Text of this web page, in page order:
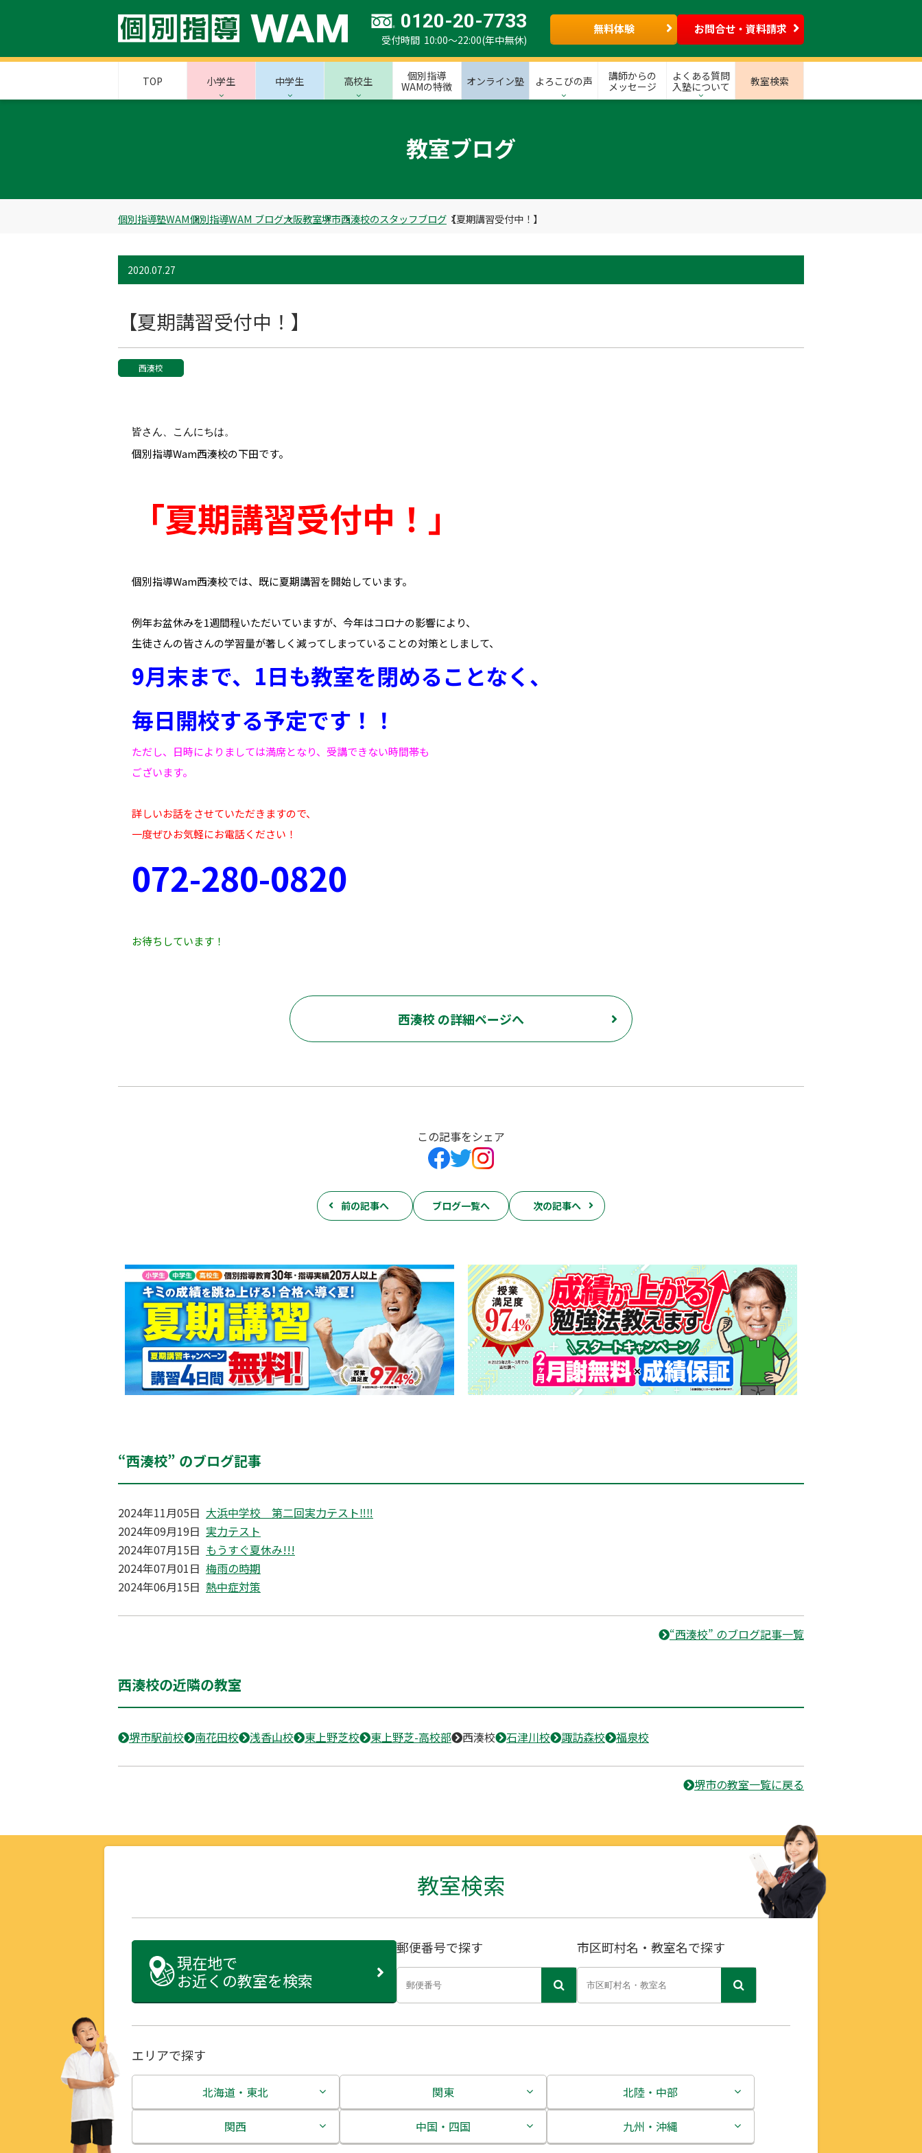
0120-20-7733
受付時間 10:00～22:00(年中無休)
無料体験 お問合せ・資料請求
TOP 小学生 中学生 高校生
個別指導
WAMの特徴
オンライン塾 よろこびの声
講師からの
メッセージ
よくある質問
入塾について
教室検索
教室ブログ
個別指導塾WAM個別指導WAM ブログ大阪教室堺市西湊校のスタッフブログ 【夏期講習受付中！】
2020.07.27
【夏期講習受付中！】
西湊校
皆さん、こんにちは。
個別指導Wam西湊校の下田です。
「夏期講習受付中！ 」
個別指導Wam西湊校では、既に夏期講習を開始しています。
例年お盆休みを1週間程いただいていますが、今年はコロナの影響により、
生徒さんの皆さんの学習量が著しく減ってしまっていることの対策としまして、
9月末まで、1日も教室を閉めることなく、
毎日開校する予定です！！
ただし、日時によりましては満席となり、受講できない時間帯も
ございます。
詳しいお話をさせていただきますので、
一度ぜひお気軽にお電話ください！
072-280-0820
お待ちしています！
西湊校 の詳細ページへ
この記事をシェア
前の記事へ ブログ一覧へ 次の記事へ
“西湊校” のブログ記事
2024年11月05日 大浜中学校 第二回実力テスト‼‼
2024年09月19日 実力テスト
2024年07月15日 もうすぐ夏休み!!!
2024年07月01日 梅雨の時期
2024年06月15日 熱中症対策
“西湊校” のブログ記事一覧
西湊校の近隣の教室
堺市駅前校 南花田校 浅香山校 東上野芝校 東上野芝-高校部 西湊校 石津川校 諏訪森校 福泉校
堺市の教室一覧に戻る
教室検索
現在地で
お近くの教室を検索
郵便番号で探す 市区町村名・教室名で探す
エリアで探す
北海道・東北
北海道
関東
茨城県
北陸・中部
新潟県
関西
中国・四国
九州・沖縄